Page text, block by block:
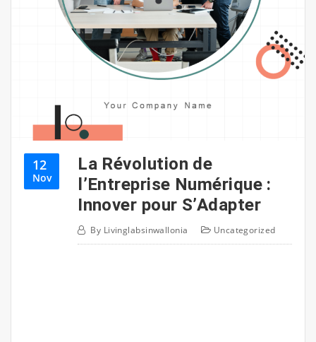
12
Nov
La Révolution de
l’Entreprise Numérique :
Innover pour S’Adapter
By Livinglabsinwallonia Uncategorized